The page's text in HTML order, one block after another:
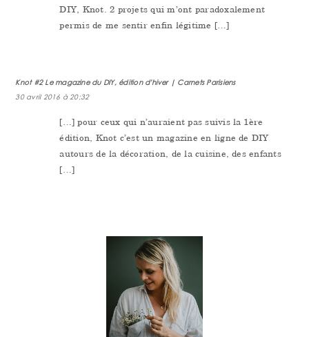
DIY, Knot. 2 projets qui m’ont paradoxalement
permis de me sentir enfin légitime […]
Knot #2 Le magazine du DIY, édition d'hiver | Carnets Parisiens
30 avril 2016 à 20:32
[…] pour ceux qui n’auraient pas suivis la 1ère
édition, Knot c’est un magazine en ligne de DIY
autours de la décoration, de la cuisine, des enfants
[…]